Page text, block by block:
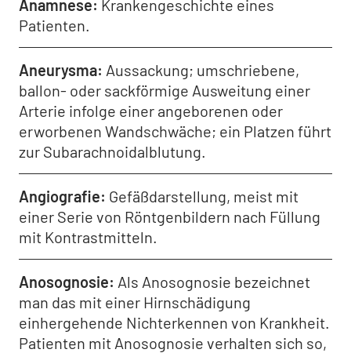
Anamnese Krankengeschichte eines
Patienten.
Aneurysma Aussackung; umschriebene,
ballon- oder sackförmige Ausweitung einer
Arterie infolge einer angeborenen oder
erworbenen Wandschwäche; ein Platzen führt
zur Subarachnoidalblutung.
Angiografie Gefäßdarstellung, meist mit
einer Serie von Röntgenbildern nach Füllung
mit Kontrastmitteln.
Anosognosie Als Anosognosie bezeichnet
man das mit einer Hirnschädigung
einhergehende Nichterkennen von Krankheit.
Patienten mit Anosognosie verhalten sich so,